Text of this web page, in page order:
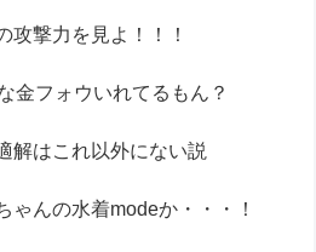
攻撃力を見よ！！！
金フォウいれてるもん？
解はこれ以外にない説
ゃんの水着modeか・・・！